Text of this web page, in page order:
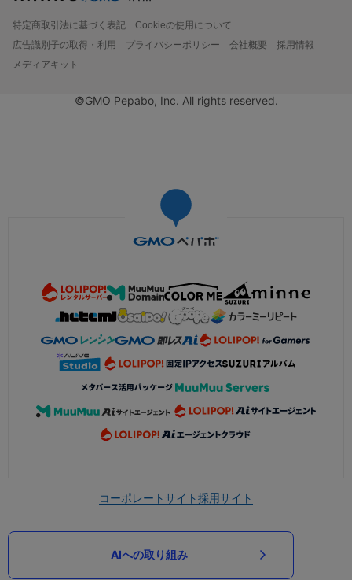
特定商取引法に基づく表記
Cookieの使用について
広告識別子の取得・利用
プライバシーポリシー 会社概要
採用情報
メディアキット
©GMO Pepabo, Inc. All rights reserved.
コーポレートサイト採用サイト
AIへの取り組み